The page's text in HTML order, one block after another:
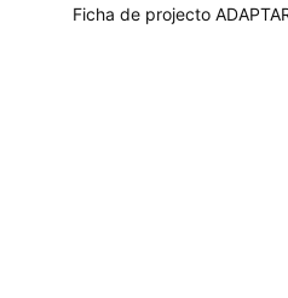
Ficha de projecto